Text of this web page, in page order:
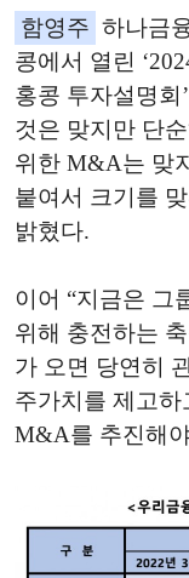
함영주 하나금
콩에서 열린
홍콩 투자설명회
것은 맞지만 단
위한 M&A는 맞
붙여서 크기를
밝혔다.
이어 “지금은 그
위해 충전하는
가 오면 당연히
주가치를 제고하
M&A를 추진해